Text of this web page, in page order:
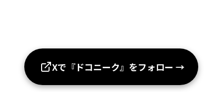
Xで『ドコニーク』をフォロー →